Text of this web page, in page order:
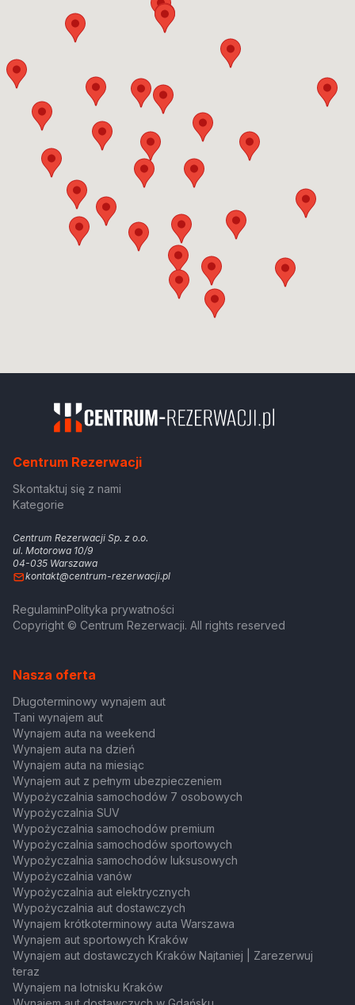
Centrum Rezerwacji
Skontaktuj się z nami
Kategorie
Centrum Rezerwacji Sp. z o.o.
ul. Motorowa 10/9
04-035 Warszawa
kontakt@centrum-rezerwacji.pl
Copyright © Centrum Rezerwacji. All rights reserved
RegulaminPolityka prywatności
Nasza oferta
Długoterminowy wynajem aut
Tani wynajem aut
Wynajem auta na weekend
Wynajem auta na dzień
Wynajem auta na miesiąc
Wynajem aut z pełnym ubezpieczeniem
Wypożyczalnia samochodów 7 osobowych
Wypożyczalnia SUV
Wypożyczalnia samochodów premium
Wypożyczalnia samochodów sportowych
Wypożyczalnia samochodów luksusowych
Wypożyczalnia vanów
Wypożyczalnia aut elektrycznych
Wypożyczalnia aut dostawczych
Wynajem krótkoterminowy auta Warszawa
Wynajem aut sportowych Kraków
Wynajem aut dostawczych Kraków Najtaniej | Zarezerwuj
teraz
Wynajem na lotnisku Kraków